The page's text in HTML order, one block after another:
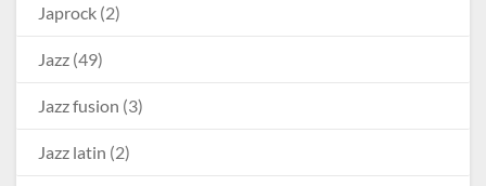
Japrock (2)
Jazz (49)
Jazz fusion (3)
Jazz latin (2)